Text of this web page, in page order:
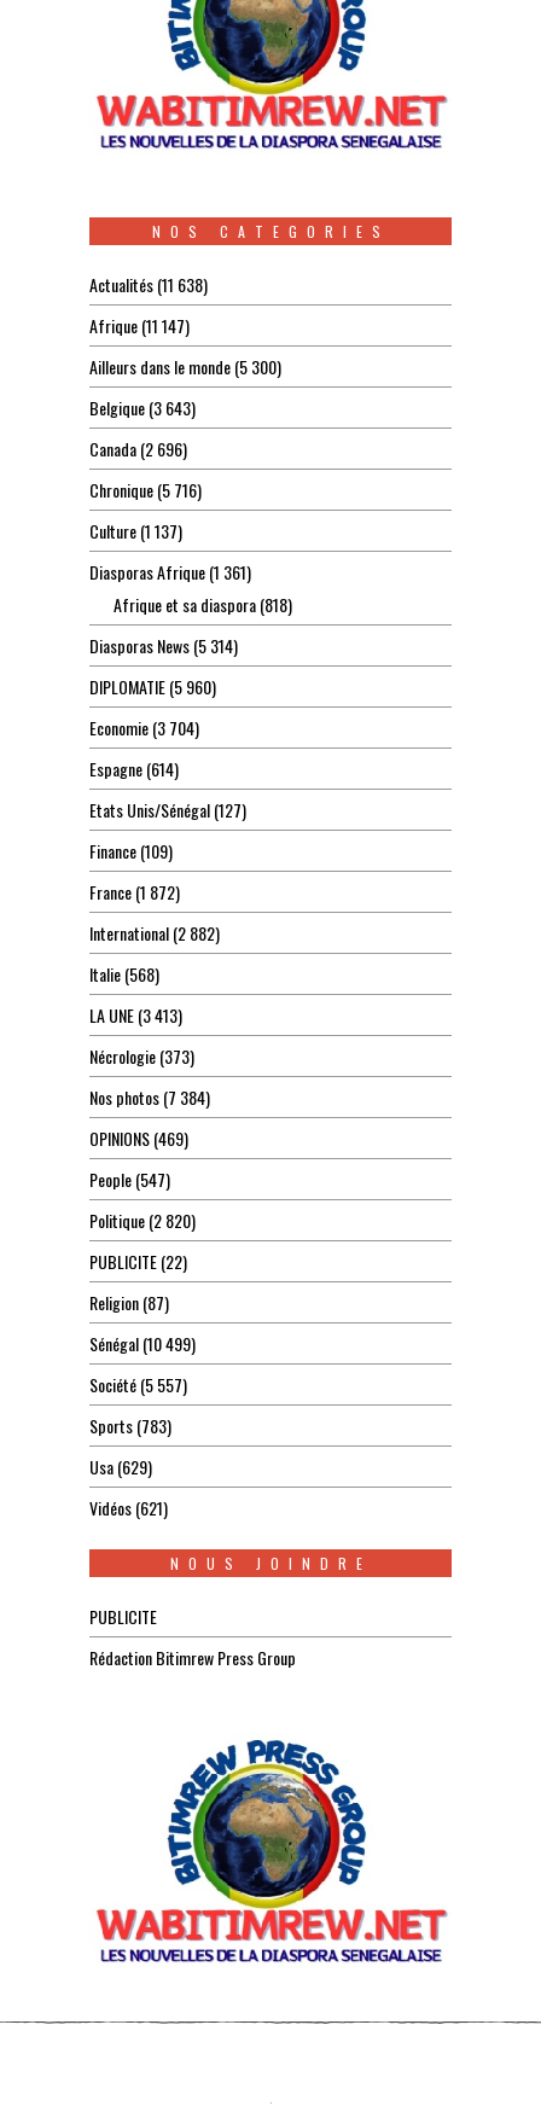
NOS CATEGORIES
Actualités(11 638)
Afrique(11 147)
Ailleurs dans le monde(5 300)
Belgique(3 643)
Canada(2 696)
Chronique(5 716)
Culture(1 137)
Diasporas Afrique(1 361)
Afrique et sa diaspora(818)
Diasporas News(5 314)
DIPLOMATIE(5 960)
Economie(3 704)
Espagne(614)
Etats Unis/Sénégal(127)
Finance(109)
France(1 872)
International(2 882)
Italie(568)
LA UNE(3 413)
Nécrologie(373)
Nos photos(7 384)
OPINIONS(469)
People(547)
Politique(2 820)
PUBLICITE(22)
Religion(87)
Sénégal(10 499)
Société(5 557)
Sports(783)
Usa(629)
Vidéos(621)
NOUS JOINDRE
PUBLICITE
Rédaction Bitimrew Press Group